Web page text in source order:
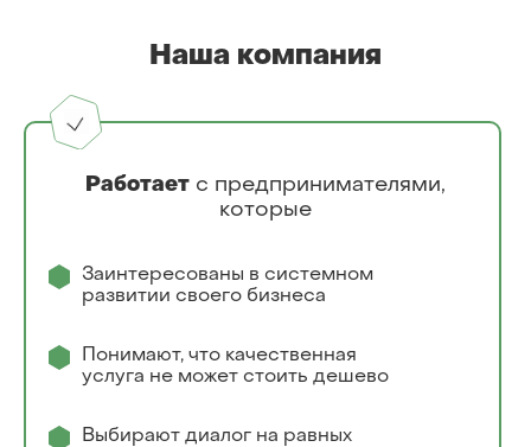
Наша компания
Работает с предпринимателями,
которые
Заинтересованы в системном
развитии своего бизнеса
Понимают, что качественная
услуга не может стоить дешево
Выбирают диалог на равных